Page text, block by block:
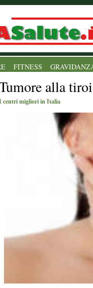
FITNESS
alla
centri migliori in Italia